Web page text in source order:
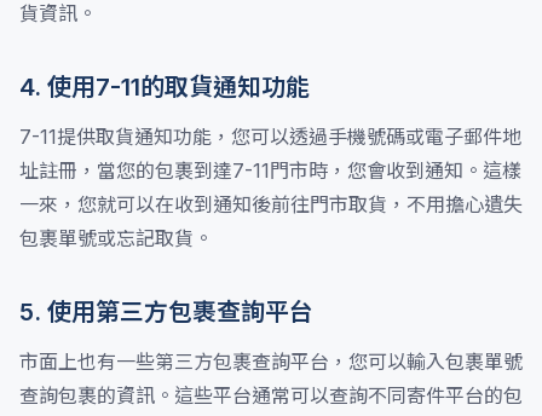
貨資訊。
4. 使用7-11的取貨通知功能
7-11提供取貨通知功能，您可以透過手機號碼或電子郵件地
址註冊，當您的包裹到達7-11門市時，您會收到通知。這樣
一來，您就可以在收到通知後前往門市取貨，不用擔心遺失
包裹單號或忘記取貨。
5. 使用第三方包裹查詢平台
市面上也有一些第三方包裹查詢平台，您可以輸入包裹單號
查詢包裹的資訊。這些平台通常可以查詢不同寄件平台的包